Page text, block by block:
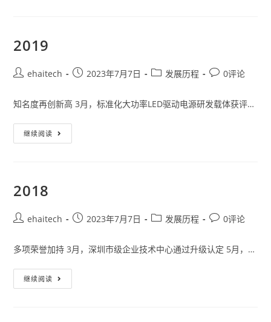
2019
ehaitech 2023年7月7日 发展历程 0评论
知名度再创新高 3月，标准化大功率LED驱动电源研发载体获评…
继续阅读
2018
ehaitech 2023年7月7日 发展历程 0评论
多项荣誉加持 3月，深圳市级企业技术中心通过升级认定 5月，…
继续阅读